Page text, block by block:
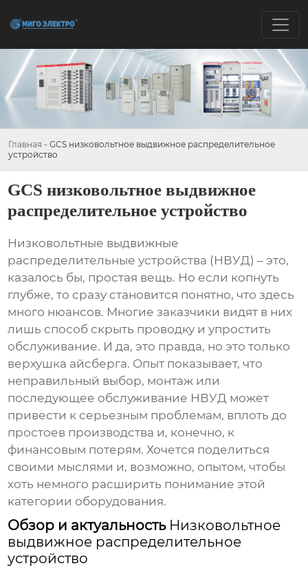
Главная - GCS низковольтное выдвижное распределительное
устройство
GCS низковольтное выдвижное
распределительное устройство
Низковольтные выдвижные
распределительные устройства (НВУД) – это,
казалось бы, простая вещь. Но если копнуть
глубже, то сразу становится понятно, что здесь
много нюансов. Многие заказчики видят в них
лишь способ скрыть проводку и упростить
обслуживание. И да, это правда, но это только
верхушка айсберга. Опыт показывает, что
неправильный выбор, монтаж или
последующее обслуживание НВУД может
привести к серьезным проблемам, вплоть до
простоев производства и, конечно, к
финансовым потерям. Хочется поделиться
своими мыслями и, возможно, опытом, чтобы
хоть немного расширить понимание этой
категории оборудования.
Обзор и актуальность Низковольтное
выдвижное распределительное
устройство